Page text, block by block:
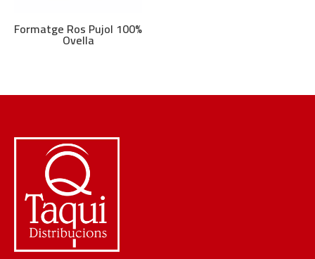
Formatge Ros Pujol 100%
Ovella